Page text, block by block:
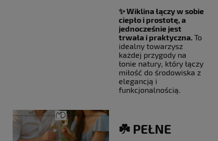
✨ Wiklina łączy w sobie
ciepło i prostotę, a
jednocześnie jest
trwała i praktyczna. To
idealny towarzysz
każdej przygody na
łonie natury, który łączy
miłość do środowiska z
elegancją i
funkcjonalnością.
☘️ PEŁNE